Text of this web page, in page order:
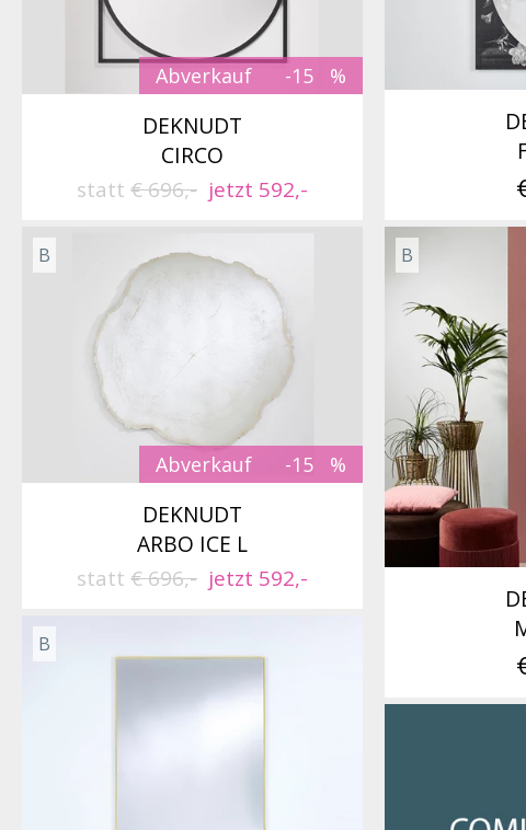
Abverkauf -15
DEKNUDT
CIRCO
statt € 696,- jetzt 592,-
Abverkauf -15
B
DEKNUDT
ARBO ICE L
statt € 696,- jetzt 592,-
B
B